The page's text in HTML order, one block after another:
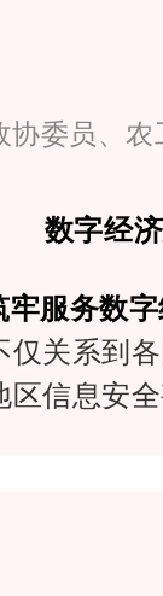
协委员、
数字经
牢服务数
仅关系到
区信息安